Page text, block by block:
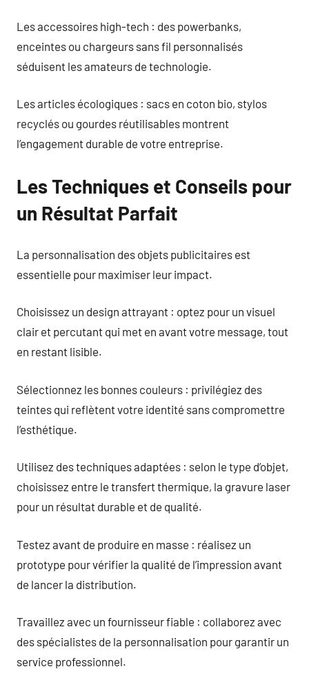
Les accessoires high-tech : des powerbanks,
enceintes ou chargeurs sans fil personnalisés
séduisent les amateurs de technologie.
Les articles écologiques : sacs en coton bio, stylos
recyclés ou gourdes réutilisables montrent
l’engagement durable de votre entreprise.
Les Techniques et Conseils pour
un Résultat Parfait
La personnalisation des objets publicitaires est
essentielle pour maximiser leur impact.
Choisissez un design attrayant : optez pour un visuel
clair et percutant qui met en avant votre message, tout
en restant lisible.
Sélectionnez les bonnes couleurs : privilégiez des
teintes qui reflètent votre identité sans compromettre
l’esthétique.
Utilisez des techniques adaptées : selon le type d’objet,
choisissez entre le transfert thermique, la gravure laser
pour un résultat durable et de qualité.
Testez avant de produire en masse : réalisez un
prototype pour vérifier la qualité de l’impression avant
de lancer la distribution.
Travaillez avec un fournisseur fiable : collaborez avec
des spécialistes de la personnalisation pour garantir un
service professionnel.